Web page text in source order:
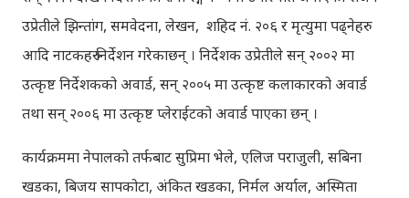
उप्रेतीले झिन्तांग, समवेदना, लेखन, शहिद नं. २०६ र मृत्युमा पढ्नेहरु
आदि नाटकहरु निर्देशन गरेकाछन् । निर्देशक उप्रेतीले सन् २००२ मा
उत्कृष्ट निर्देशकको अवार्ड, सन् २००५ मा उत्कृष्ट कलाकारको अवार्ड
तथा सन् २००६ मा उत्कृष्ट प्लेराईटको अवार्ड पाएका छन् ।
कार्यक्रममा नेपालको तर्फबाट सुप्रिमा भेले, एलिज पराजुली, सबिना
खडका, बिजय सापकोटा, अंकित खडका, निर्मल अर्याल, अस्मिता